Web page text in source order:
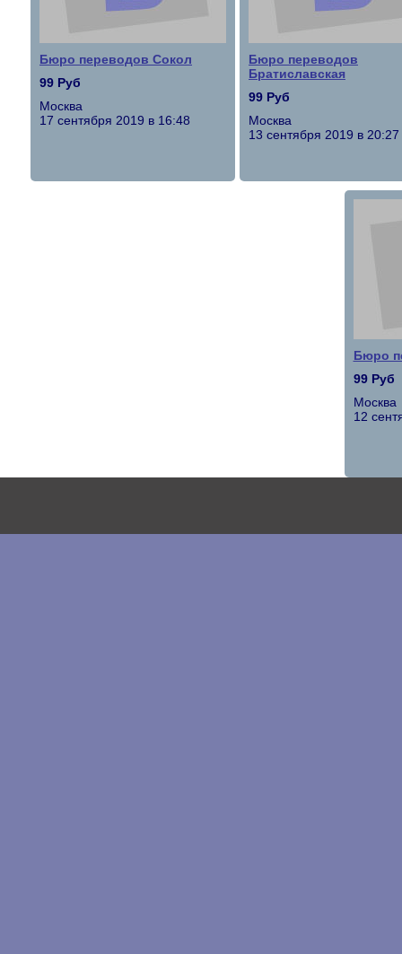
Бюро переводов Сокол
99 Руб
Москва
17 сентября 2019 в 16:48
Бюро переводов
Братиславская
99 Руб
Москва
13 сентября 2019 в 20:27
Бюро
99 Руб
Москва
12